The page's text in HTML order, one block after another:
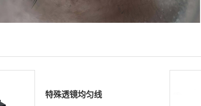
特殊透镜均匀线